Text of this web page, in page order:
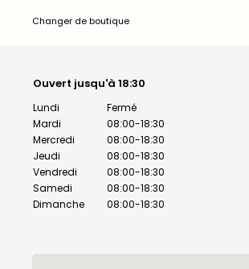
Changer de boutique
Ouvert jusqu'à 18:30
Lundi
Mardi
Mercredi
Jeudi
Vendredi
Samedi
Dimanche
Fermé
08:00-18:30
08:00-18:30
08:00-18:30
08:00-18:30
08:00-18:30
08:00-18:30